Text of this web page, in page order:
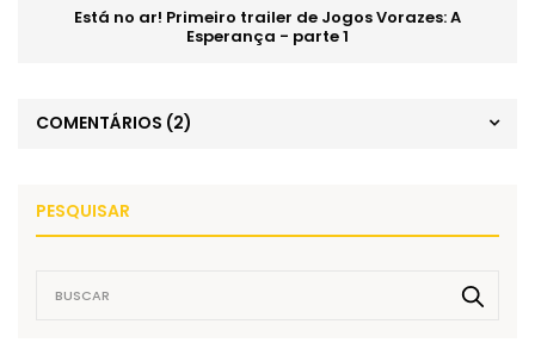
Está no ar! Primeiro trailer de Jogos Vorazes: A
Esperança - parte 1
COMENTÁRIOS (2)
PESQUISAR